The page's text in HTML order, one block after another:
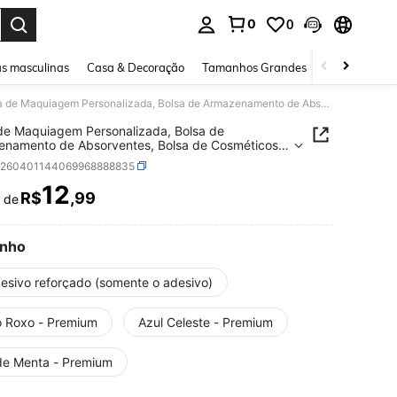
0 0
masculinas Casa & Decoração Tamanhos Grandes Joias e
Bolsa de Maquiagem Personalizada, Bolsa de Armazenamento de Absorventes, Bolsa de Cosméticos de Viagem, Bolsa de Armazenamento Personalizada, Multifuncional, Decorativa, Letra, Cor Sólida, Requintada, Fashion, Retrô, Moderna, Colorida, Casual, Básica, Macia, Única, Presente para Ele, Volta às Aulas
Maquiagem Personalizada, Bolsa de
de Absorventes, Bolsa de Cosméticos
Bolsa de Armazenamento Personalizada,
Decorativa, Letra, Cor Sólida,
Fashion, Retrô, Moderna, Colorida, Casual,
Macia, Única, Presente para Ele, Volta às Aulas
AND AVAILABILITY
deR$12,99
reforçado (somente o adesivo)
Roxo - Premium Azul Celeste - Premium
Menta - Premium